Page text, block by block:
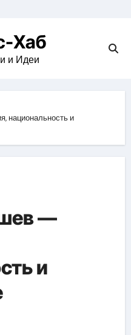
Хаб
и Идеи
национальность и
—
и